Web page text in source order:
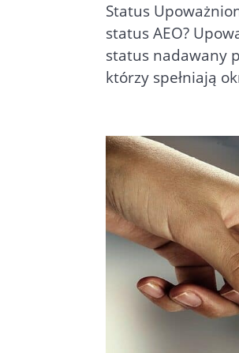
Status
status AEO?
status nadawany
którzy spełniają